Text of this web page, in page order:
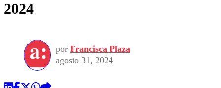
2024
por Francisca Plaza
agosto 31, 2024